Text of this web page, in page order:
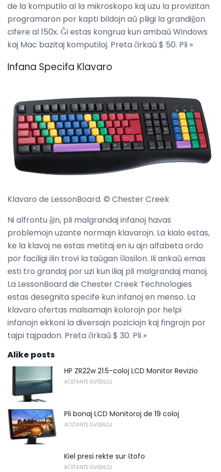
de la komputilo al la mikroskopo kaj uzu la provizitan
programaron por kapti bildojn aŭ pliigi la grandiĝon
cifere al 150x. Ĝi estas kongrua kun ambaŭ Windows
kaj Mac bazitaj komputiloj. Preta ĉirkaŭ $ 50. Pli »
Infana Specifa Klavaro
Klavaro de LessonBoard. © Chester Creek
Ni alfrontu ĝin, pli malgrandaj infanoj havas
problemojn uzante normajn klavarojn. La kialo estas,
ke la klavoj ne estas metitaj en iu ajn alfabeta ordo
por faciligi ilin trovi la taŭgan ŝlosilon. Ili ankaŭ emas
esti tro grandaj por uzi kun iliaj pli malgrandaj manoj.
La LessonBoard de Chester Creek Technologies
estas desegnita specife kun infanoj en menso. La
klavaro ofertas malsamajn kolorojn por helpi
infanojn ekkoni la diversajn poziciojn kaj fingrojn por
tajpi tajpadon. Preta ĉirkaŭ $ 30. Pli »
Alike posts
HP ZR22w 21.5-coloj LCD Monitor Revizio
AĈETANTE GVIDILOJ
Pli bonaj LCD Monitoroj de 19 coloj
AĈETANTE GVIDILOJ
Kiel presi rekte sur ŝtofo
AĈETANTE GVIDILOJ